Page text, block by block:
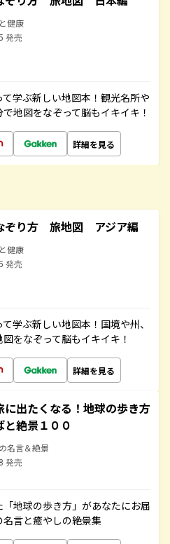
健康
発売
学ぶ新しい地図本！観光名所や
地図をなぞって脳もイキイキ！
詳細を見る
ぞり方 旅地図 アジア編
健康
発売
学ぶ新しい地図本！国境や州、
をなぞって脳もイキイキ！
詳細を見る
に出たくなる！地球の歩き方
と絶景１００
名言＆絶景
発売
地球の歩き方」があなたにお届
言と癒やしの絶景集